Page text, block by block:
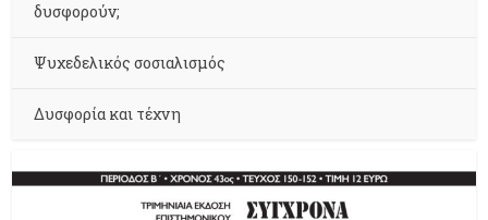
δυσφορούν;
Ψυχεδελικός σοσιαλισμός
Δυσφορία και τέχνη